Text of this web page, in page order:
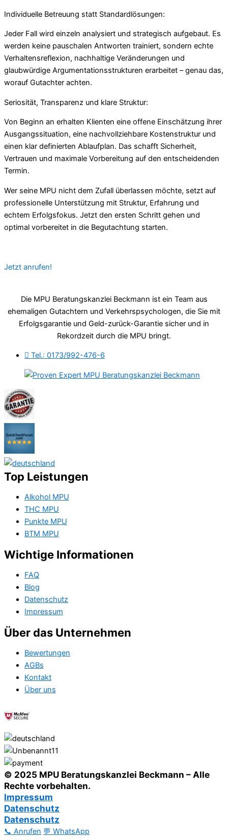
Individuelle Betreuung statt Standardlösungen:
Jeder Fall wird einzeln analysiert und strategisch aufgebaut. Es
werden keine pauschalen Antworten trainiert, sondern echte
Verhaltensreflexion, nachhaltige Veränderungen und
glaubwürdige Argumentationsstrukturen erarbeitet – genau das,
worauf Gutachter achten.
Seriosität, Transparenz und klare Struktur:
Von Beginn an erhalten Klienten eine offene Einschätzung ihrer
Ausgangssituation, eine nachvollziehbare Kostenstruktur und
einen klar definierten Ablaufplan. Das schafft Sicherheit,
Vertrauen und maximale Vorbereitung auf den entscheidenden
Termin.
Wer seine MPU nicht dem Zufall überlassen möchte, setzt auf
professionelle Unterstützung mit Struktur, Erfahrung und
echtem Erfolgsfokus. Jetzt den ersten Schritt gehen und
optimal vorbereitet in die Begutachtung starten.
Jetzt anrufen!
Die MPU Beratungskanzlei Beckmann ist ein Team aus
ehemaligen Gutachtern und Verkehrspsychologen, die Sie mit
Erfolgsgarantie und Geld-zurück-Garantie sicher und in
Rekordzeit durch die MPU bringt.
Tel.: 0173/992-476-6
Top Leistungen
Alkohol MPU
THC MPU
Punkte MPU
BTM MPU
Wichtige Informationen
FAQ
Blog
Datenschutz
Impressum
Über das Unternehmen
Bewertungen
AGBs
Kontakt
Über uns
© 2025 MPU Beratungskanzlei Beckmann – Alle
Rechte vorbehalten.
Impressum
Datenschutz
Datenschutz
📞 Anrufen 💬 WhatsApp